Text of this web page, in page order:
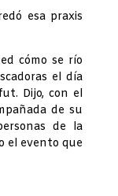
esa praxis
cómo se río
el día
Dijo, con el
de su
de la
el evento que